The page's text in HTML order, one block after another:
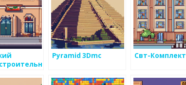
Pyramid 3Dmc Свт-Комплект